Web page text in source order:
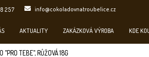
257 info@cokoladovnatroubelice.cz
AKTUALITY ZAKÁZKOVÁ VÝROBA KDE
"PRO TEBE", RŮŽOVÁ 18G